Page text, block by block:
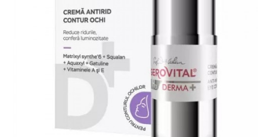
Altele-Suplimente alimentare